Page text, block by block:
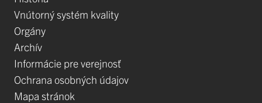
Vnútorný systém kvality
Orgány
Archív
Informácie pre verejnosť
Ochrana osobných údajov
Mapa stránok